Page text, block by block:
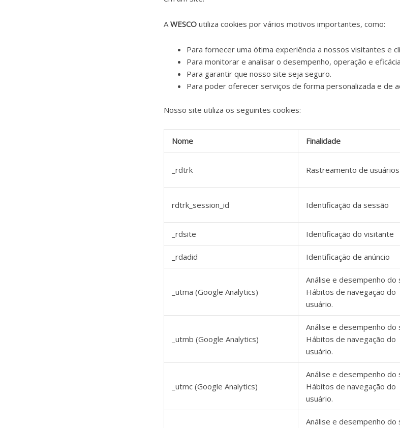
AWESCO utiliza cookies por vários motivos importantes, como:
Para fornecer uma ótima experiência a nossos visitantes e
Para monitorar e analisar o desempenho, operação e
Para garantir que nosso site seja seguro.
Para poder oferecer serviços de forma personalizada e de
Nosso site utiliza os seguintes cookies:
Nome Finalidade
_rdtrk Rastreamento de usuários
rdtrk_session_id Identificação da sessão
_rdsite Identificação do visitante
_rdadid Identificação de anúncio
_utma (Google Analytics)
Análise e desempenho do
Hábitos de navegação do
usuário.
_utmb (Google Analytics)
Análise e desempenho do
Hábitos de navegação do
usuário.
_utmc (Google Analytics)
Análise e desempenho do
Hábitos de navegação do
usuário.
Análise e desempenho do